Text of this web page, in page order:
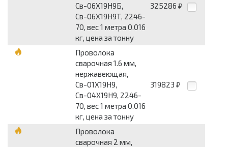
Св-06Х19Н9Б,
Св-06Х19Н9Т, 2246-
70, вес 1 метра 0.016
кг, цена за тонну
325286 ₽
Проволока
сварочная 1.6 мм,
нержавеющая,
Св-01Х19Н9,
Св-04Х19Н9, 2246-
70, вес 1 метра 0.016
кг, цена за тонну
319823 ₽
Проволока
сварочная 2 мм,